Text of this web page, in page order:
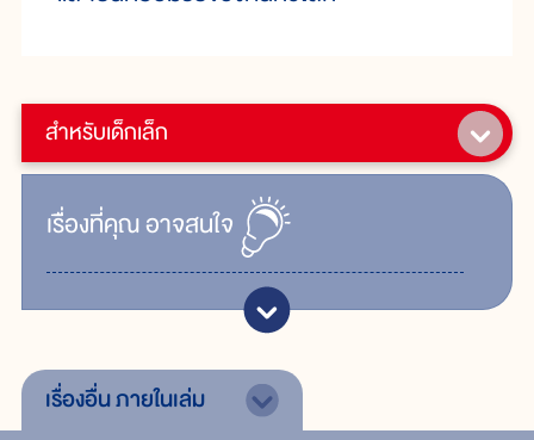
สำหรับเด็กเล็ก
เรื่ิองที่คุณอาจสนใจ
เรื่องอื่นภายในเล่ม